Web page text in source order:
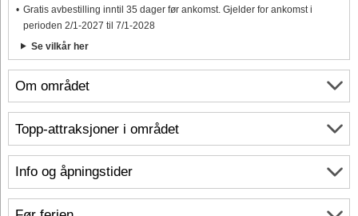
Om området
Info og åpningstider
Gratis avbestilling inntil 35 dager før ankomst. Gjelder for ankomst i
perioden 2/1-2027 til 7/1-2028
Se vilkår her
Topp-attraksjoner i området